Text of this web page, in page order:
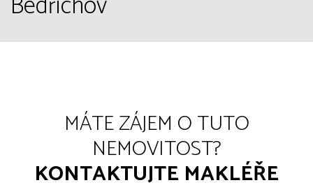
MÁTE ZÁJEM O TUTO
NEMOVITOST?
KONTAKTUJTE MAKLÉŘE